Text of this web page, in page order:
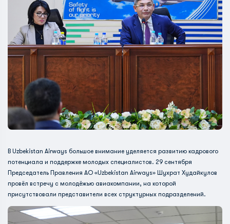
В Uzbekistan Airways большое внимание уделяется развитию кадрового
потенциала и поддержке молодых специалистов. 29 сентября
Председатель Правления АО «Uzbekistan Airways» Шухрат Худайкулов
провёл встречу с молодёжью авиакомпании, на которой
присутствовали представители всех структурных подразделений.